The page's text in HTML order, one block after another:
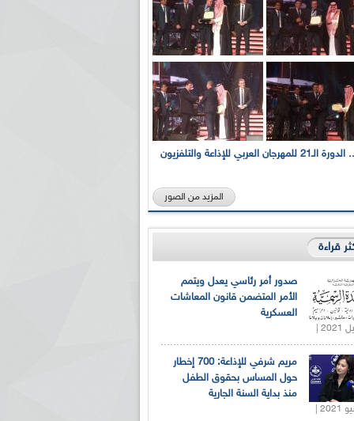
بالصور... الدورة الـ21 للمهرجان العربي للإذاعة والتلفزيون
المزيد من الصور
قراءة
صدور أمر رئاسي يعدل ويتمم
الأمر المتضمن قانون المعاشات
العسكرية
مريم شرفي للإذاعة: 700 إخطار
حول المساس بحقوق الطفل
منذ بداية السنة الجارية